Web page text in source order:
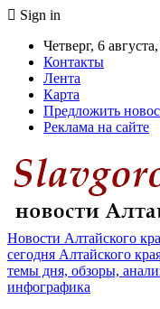
Sign in
Четверг, 6
Контакты
Лента
Карта
Предложить
Реклама на сайте
Новости Алтайского
сегодня Алтайского
темы дня, обзоры,
инфографика